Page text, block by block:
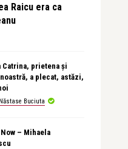
Raicu era ca
Catrina, prietena și
a plecat, astăzi,
Buciuta
– Mihaela